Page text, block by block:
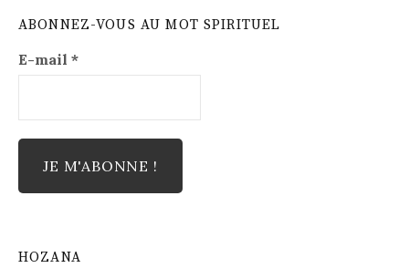
ABONNEZ-VOUS AU MOT SPIRITUEL
E-mail *
HOZANA